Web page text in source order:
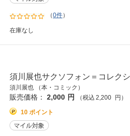
（0件）
在庫なし
須川展也サクソフォン＝コレク
須川展也 （本・コミック）
販売価格： 2,000 円 （税込 2,200 円 ）
10 ポイント